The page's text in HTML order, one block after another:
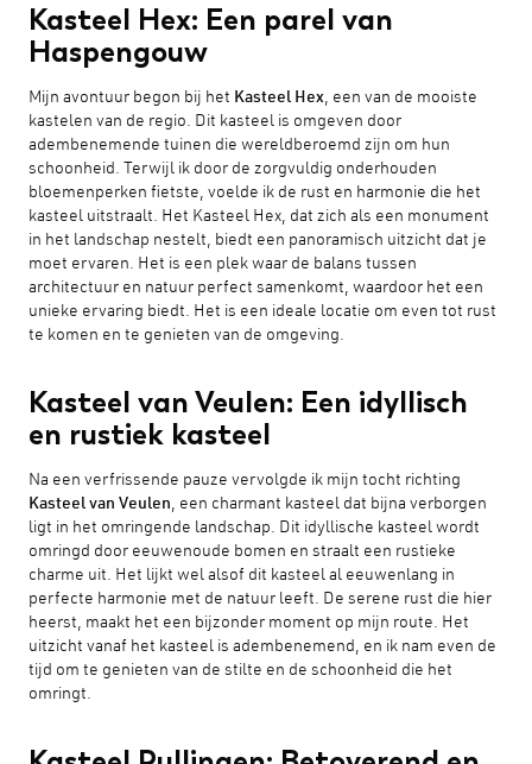
Kasteel Hex: Een parel van
Haspengouw
Mijn avontuur begon bij het Kasteel Hex, een van de mooiste
kastelen van de regio. Dit kasteel is omgeven door
adembenemende tuinen die wereldberoemd zijn om hun
schoonheid. Terwijl ik door de zorgvuldig onderhouden
bloemenperken fietste, voelde ik de rust en harmonie die het
kasteel uitstraalt. Het Kasteel Hex, dat zich als een monument
in het landschap nestelt, biedt een panoramisch uitzicht dat je
moet ervaren. Het is een plek waar de balans tussen
architectuur en natuur perfect samenkomt, waardoor het een
unieke ervaring biedt. Het is een ideale locatie om even tot rust
te komen en te genieten van de omgeving.
Kasteel van Veulen: Een idyllisch
en rustiek kasteel
Na een verfrissende pauze vervolgde ik mijn tocht richting
Kasteel van Veulen, een charmant kasteel dat bijna verborgen
ligt in het omringende landschap. Dit idyllische kasteel wordt
omringd door eeuwenoude bomen en straalt een rustieke
charme uit. Het lijkt wel alsof dit kasteel al eeuwenlang in
perfecte harmonie met de natuur leeft. De serene rust die hier
heerst, maakt het een bijzonder moment op mijn route. Het
uitzicht vanaf het kasteel is adembenemend, en ik nam even de
tijd om te genieten van de stilte en de schoonheid die het
omringt.